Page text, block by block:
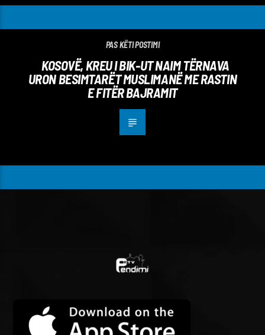
PAS KËTI POSTIMI
KOSOVË, KREU I BIK-UT NAIM TËRNAVA
URON BESIMTARËT MUSLIMANË ME RASTIN
E FITËR BAJRAMIT